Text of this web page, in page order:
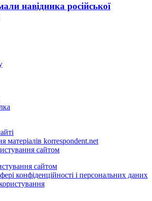
навідника російської
матеріалів korrespondent.net
сайтом
сайтом
конфіденційності і персональних даних